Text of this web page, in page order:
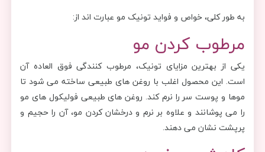
به طور کلی، خواص و فواید تونیک مو عبارت اند از:
مرطوب کردن مو
یکی از بهترین مزایای تونیک، مرطوب کنندگی فوق العاده آن
است. این محصول اغلب با روغن‌ های طبیعی ساخته می‌ شود تا
موها و پوست سر را نرم کند. روغن های طبیعی فولیکول های مو
را می پوشانند و علاوه بر نرم و درخشان کردن مو، آن را حجیم و
پرپشت نشان می دهند.